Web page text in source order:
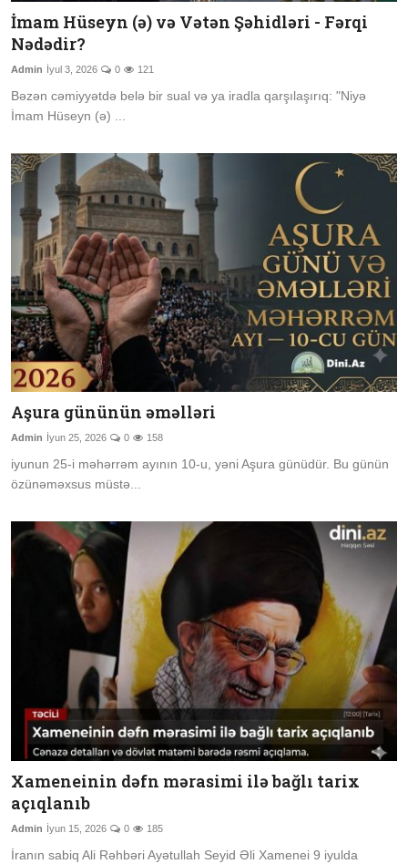
İmam Hüseyn (ə) və Vətən Şəhidləri - Fərqi
Nədədir?
Admin İyul 3, 2026 0 121
Bəzən cəmiyyətdə belə bir sual və ya iradla qarşılaşırıq: "Niyə
İmam Hüseyn (ə) ...
Aşura gününün əməlləri
Admin İyun 25, 2026 0 158
iyunun 25-i məhərrəm ayının 10-u, yəni Aşura günüdür. Bu günün
özünəməxsus müstə...
Xameneinin dəfn mərasimi ilə bağlı tarix
açıqlanıb
Admin İyun 15, 2026 0 185
İranın sabiq Ali Rəhbəri Ayətullah Seyid Əli Xamenei 9 iyulda